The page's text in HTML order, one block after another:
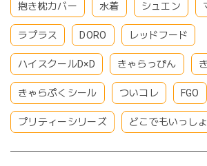
抱き枕カバー 水着 シュエン
ラプラス DORO レッドフード
ハイスクールD×D きゃらっぴん
きゃらぷくシール ついコレ FGO
プリティーシリーズ どこでもいっしょ